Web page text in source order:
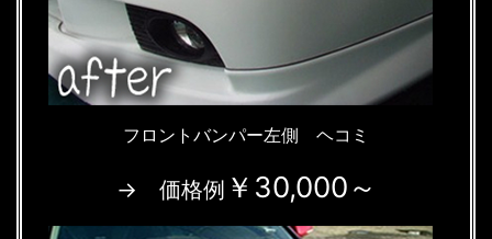
フロントバンパー左側 ヘコミ
→ 価格例 ￥30,000～